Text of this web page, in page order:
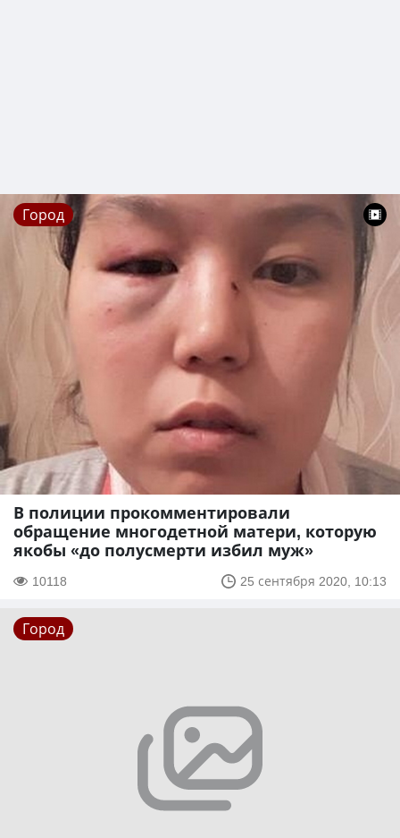
Город
В полиции прокомментировали
обращение многодетной матери, которую
якобы «до полусмерти избил муж»
10118 25 сентября 2020, 10:13
Город